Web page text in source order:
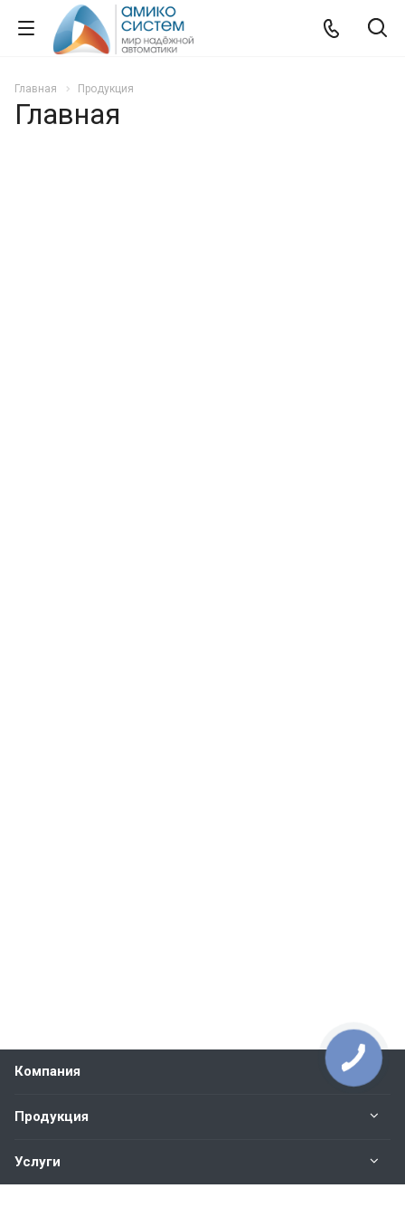
Главная Продукция
Главная
Компания
Продукция
Услуги